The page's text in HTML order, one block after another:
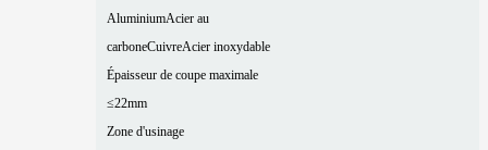
AluminiumAcier au
carboneCuivreAcier inoxydable
Épaisseur de coupe maximale
≤22mm
Zone d'usinage